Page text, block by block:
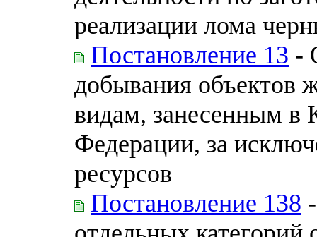
реализации лома
Постановление 13 -
добывания объектов
видам, занесенным в
Федерации, за
ресурсов
Постановление 138